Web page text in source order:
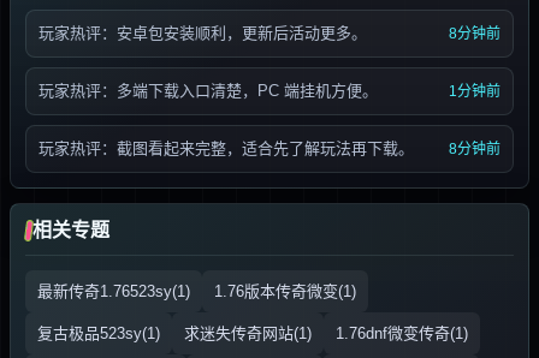
玩家热评：安卓包安装顺利，更新后活动更多。 8分钟前
玩家热评：多端下载入口清楚，PC 端挂机方便。 1分钟前
玩家热评：截图看起来完整，适合先了解玩法再下载。 8分钟前
相关专题
最新传奇1.76523sy(1) 1.76版本传奇微变(1)
复古极品523sy(1) 求迷失传奇网站(1) 1.76dnf微变传奇(1)